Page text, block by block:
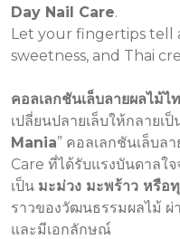
Day Nail Care.
Let your fingertips tell
sweetness, and Thai
คอลเลกชันเล็บลายผลไม้ไ
เปลี่ยนปลายเล็บให้กลายเ
Mania” คอลเลกชันเล็บล
Care ที่ได้รับแรงบันดาลใ
เป็น มะม่วง มะพร้าว หรือทุ
ราวของวัฒนธรรมผลไม้
และมีเอกลักษณ์